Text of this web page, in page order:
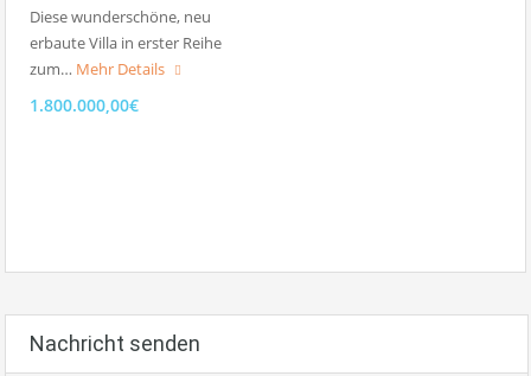
Diese wunderschöne, neu
erbaute Villa in erster Reihe
zum… Mehr Details
1.800.000,00€
Nachricht senden